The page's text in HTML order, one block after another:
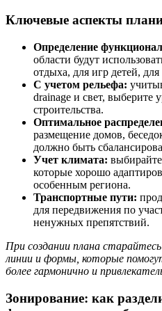
Ключевые аспекты
Определение
области будут
отдыха, для игр детей,
С учетом рельефа:
drainage и свет, выберите
строительства.
Оптимальное
размещение домов,
должно быть
Учет климата:
которые хорошо
особенным региона.
Транспортные пути:
для передвижения по
ненужных препятствий.
При создании плана
линии и формы, которые
более гармонично и
Зонирование: как